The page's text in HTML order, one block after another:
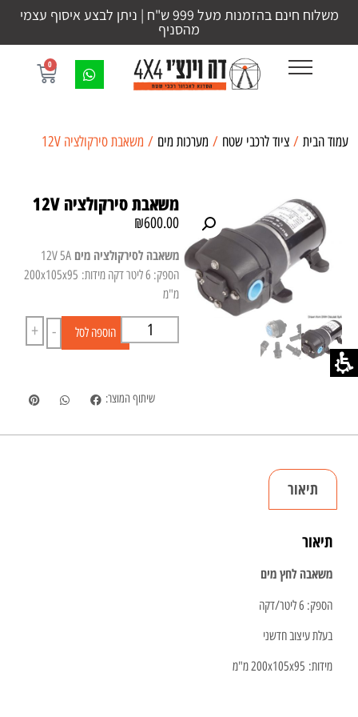
משלוח חינם בהזמנות מעל 999 ש"ח | ניתן לבצע איסוף עצמי
מהסניף
0
עמוד הבית / ציוד לרכבי שטח / מערכות מים / משאבת סירקולציה 12V
משאבת סירקולציה 12V
₪600.00
משאבה לסירקולציה מים 12V 5A
הספק: 6 ליטר דקה מידות: 200x105x95
מ"מ
-
+ הוספה לסל
שיתוף המוצר:
תיאור
תיאור
משאבה לחץ מים
הספק: 6 ליטר/דקה
בעלת עיצוב חדשני
מידות: 200x105x95 מ"מ